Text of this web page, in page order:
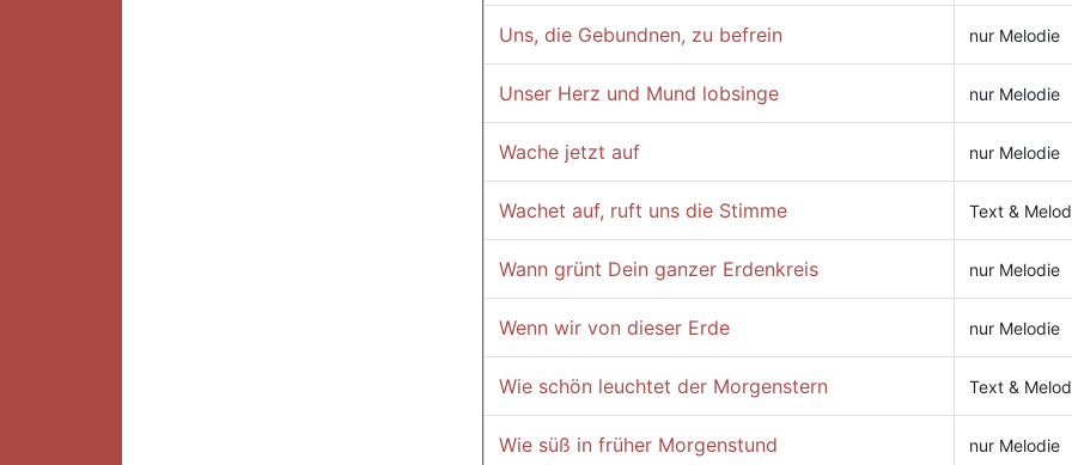
Uns, die Gebundnen, zu befrein nur Melodie
Unser Herz und Mund lobsinge nur Melodie
Wache jetzt auf nur Melodie
Wachet auf, ruft uns die Stimme Text &
Wann grünt Dein ganzer Erdenkreis nur Melodie
Wenn wir von dieser Erde nur Melodie
Wie schön leuchtet der Morgenstern Text &
Wie süß in früher Morgenstund nur Melodie